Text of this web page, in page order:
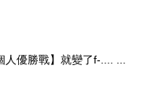
優勝戰】就變了f-.... ...